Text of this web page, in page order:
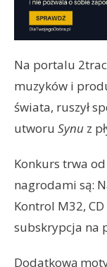
Na portalu
muzyków i
świata, ruszył
utworu Synu z
Konkurs trwa
nagrodami są:
Kontrol M32,
subskrypcja na
Dodatkową